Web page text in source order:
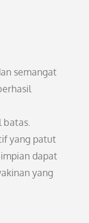
semangat
batas.
yang patut
dapat
yang